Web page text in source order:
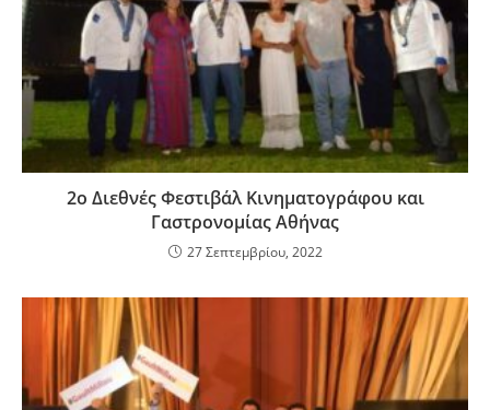
2ο Διεθνές Φεστιβάλ Κινηματογράφου και
Γαστρονομίας Αθήνας
27 Σεπτεμβρίου, 2022